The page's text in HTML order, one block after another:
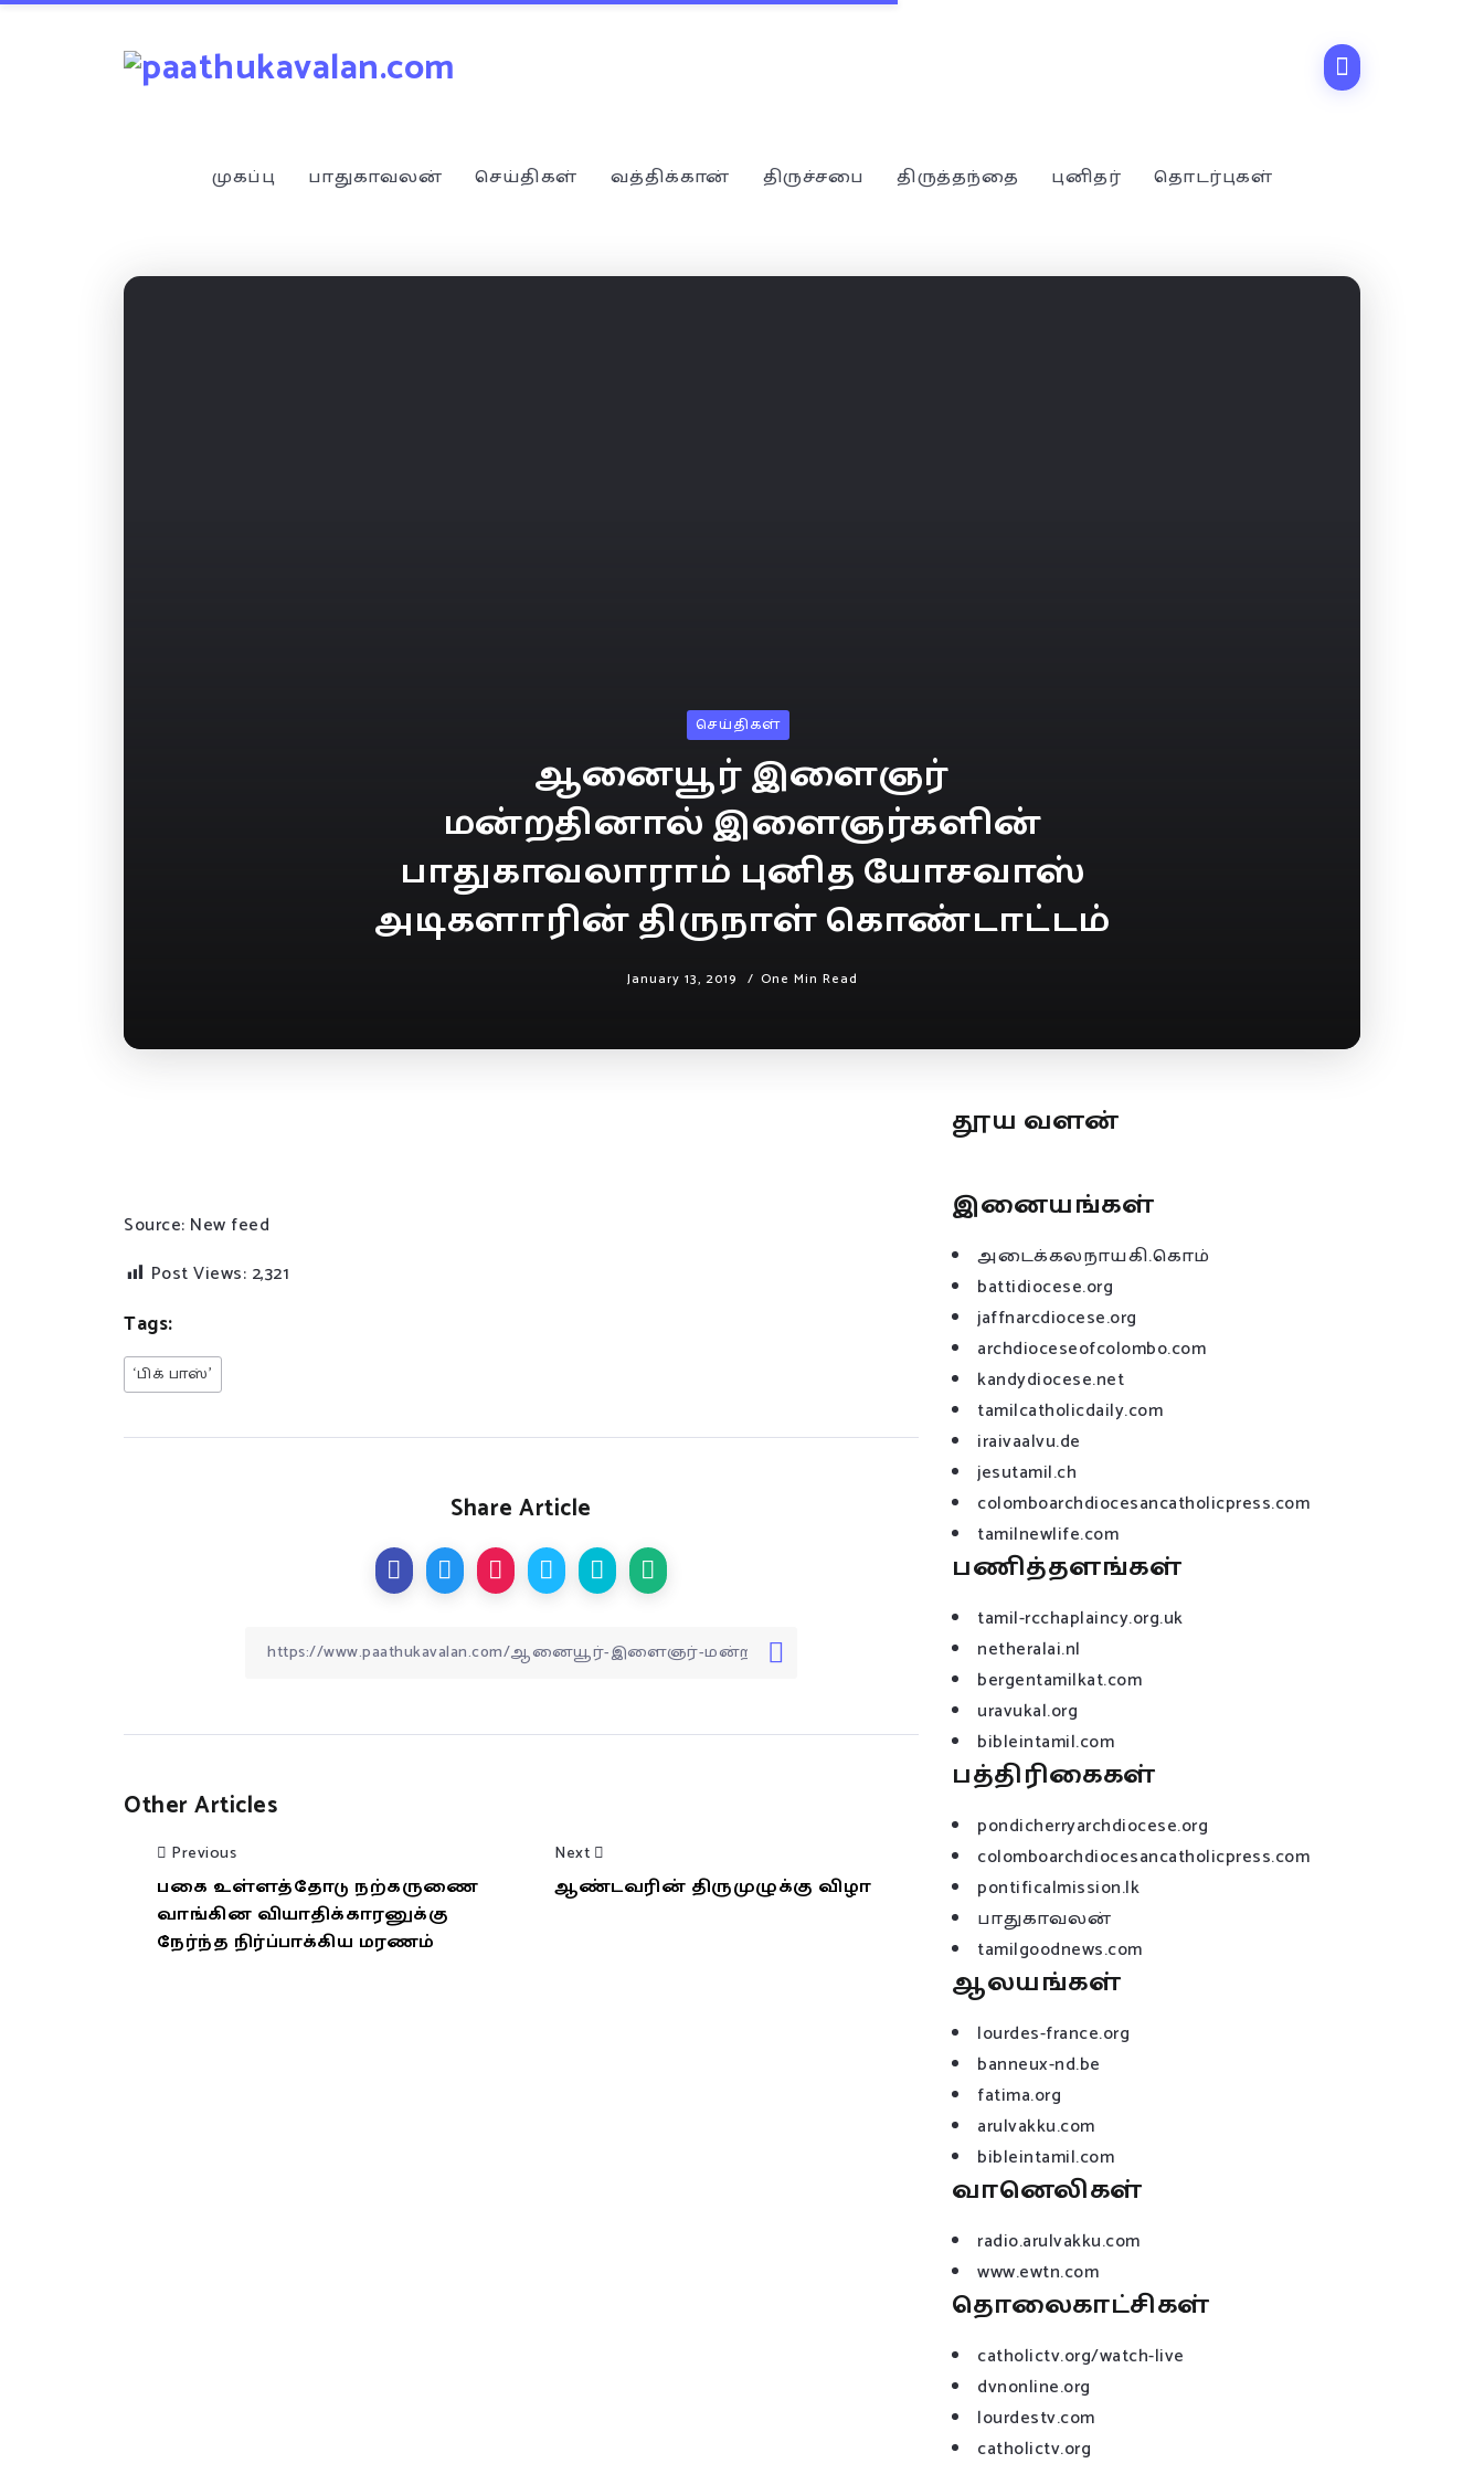
முகப்பு பாதுகாவலன் செய்திகள் வத்திக்கான் திருச்சபை திருத்தந்தை புனிதர் தொடர்புகள்
செய்திகள்
ஆனையூர் இளைஞர்
மன்றதினால் இளைஞர்களின்
பாதுகாவலாராம் புனித யோசவாஸ்
அடிகளாரின் திருநாள் கொண்டாட்டம்
January 13, 2019 One Min Read
Source: New feed
Post Views: 2,321
Tags:
‘பிக் பாஸ்’
Share Article
Other Articles
Previous
பகை உள்ளத்தோடு நற்கருணை
வாங்கின வியாதிக்காரனுக்கு
நேர்ந்த நிர்ப்பாக்கிய மரணம்
Next
ஆண்டவரின் திருமுழுக்கு விழா
தூய வளன்
இனையங்கள்
அடைக்கலநாயகி.கொம்
battidiocese.org
jaffnarcdiocese.org
archdioceseofcolombo.com
kandydiocese.net
tamilcatholicdaily.com
iraivaalvu.de
jesutamil.ch
colomboarchdiocesancatholicpress.com
tamilnewlife.com
பணித்தளங்கள்
tamil-rcchaplaincy.org.uk
netheralai.nl
bergentamilkat.com
uravukal.org
bibleintamil.com
பத்திரிகைகள்
pondicherryarchdiocese.org
colomboarchdiocesancatholicpress.com
pontificalmission.lk
பாதுகாவலன்
tamilgoodnews.com
ஆலயங்கள்
lourdes-france.org
banneux-nd.be
fatima.org
arulvakku.com
bibleintamil.com
வானெலிகள்
radio.arulvakku.com
www.ewtn.com
தொலைகாட்சிகள்
catholictv.org/watch-live
dvnonline.org
lourdestv.com
catholictv.org